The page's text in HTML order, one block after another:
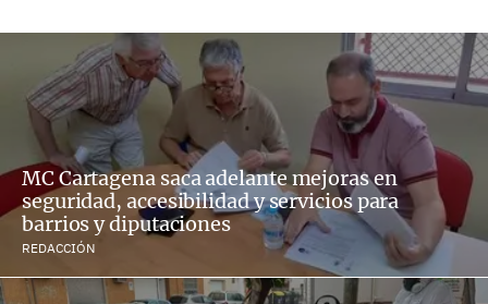
MC Cartagena saca adelante mejoras en
seguridad, accesibilidad y servicios para
barrios y diputaciones
REDACCIÓN